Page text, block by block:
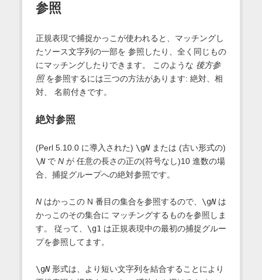
参照
正規表現で捕捉かっこが使われると、マッチングし
たソース文字列の一部を 参照したり、全く同じもの
にマッチングしたりできます。 このような 後方参
照を参照するには三つの方法があります: 絶対、相
対、 名前付きです。
絶対参照
(Perl 5.10.0 に導入された) \gNまたは (古い形式の)
\Nで Nが 任意の長さの正の(符号なし)10 進数の場
合、捕捉グループへの絶対参照です。
Nはかっこの N 番目の集合を参照するので、 \gNは
かっこのその集合に マッチングするものを参照しま
す。 従って、 \g1は正規表現中の最初の捕捉グルー
プを参照してます。
\gN形式は、より短い文字列を結合することにより